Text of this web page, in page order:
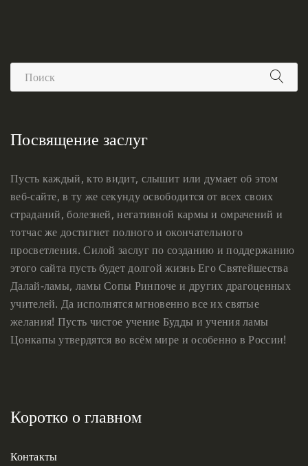
Посвящение заслуг
Пусть каждый, кто видит, слышит или думает об этом
веб-сайте, в ту же секунду освободится от всех своих
страданий, болезней, негативной кармы и омрачений и
тотчас же достигнет полного и окончательного
просветления. Силой заслуг по созданию и поддержанию
этого сайта пусть будет долгой жизнь Его Святейшества
Далай-ламы, ламы Сопы Ринпоче и других драгоценных
учителей. Да исполнятся мгновенно все их святые
желания! Пусть чистое учение Будды и учения ламы
Цонкапы утвердятся во всём мире и особенно в России!
Коротко о главном
Контакты